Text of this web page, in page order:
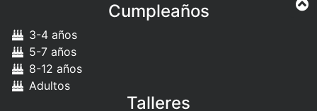
Cumpleaños
3-4 años
5-7 años
8-12 años
Adultos
Talleres